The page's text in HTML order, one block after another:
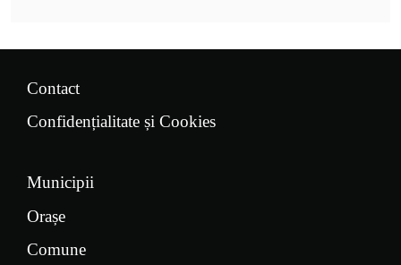
Contact
Confidențialitate și Cookies
Municipii
Orașe
Comune